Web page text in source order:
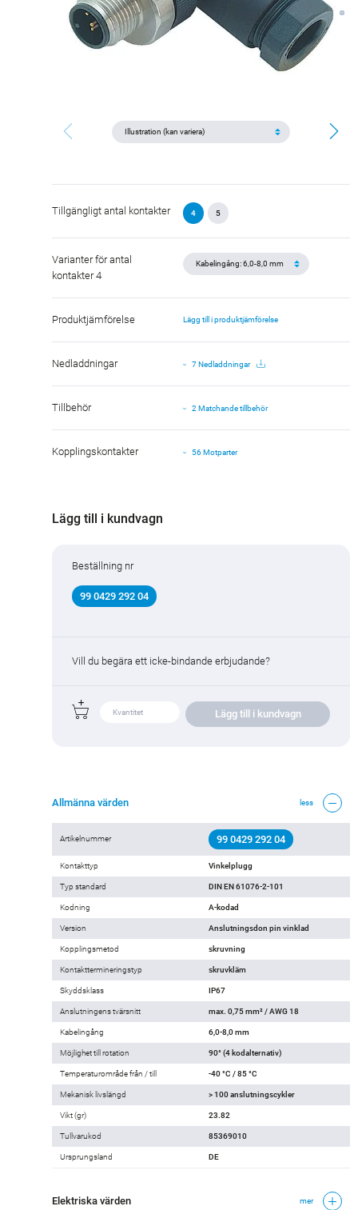
Tillgängligt antal kontakter 4 5
Varianter för antal
kontakter 4
Produktjämförelse Lägg till i produktjämförelse
Nedladdningar 7 Nedladdningar
Tillbehör 2 Matchande tillbehör
Kopplingskontakter 56 Motparter
Lägg till i kundvagn
Beställning nr
99 0429 292 04
Vill du begära ett icke-bindande erbjudande?
Lägg till i kundvagn
Allmänna värden less
Artikelnummer 99 0429 292 04
Kontakttyp Vinkelplugg
Typ standard DIN EN 61076-2-101
Kodning A-kodad
Version Anslutningsdon pin vinklad
Kopplingsmetod skruvning
Kontakttermineringstyp skruvkläm
Skyddsklass IP67
Anslutningens tvärsnitt max. 0,75 mm² / AWG 18
Kabelingång 6,0-8,0 mm
Möjlighet till rotation 90° (4 kodalternativ)
Temperaturområde från / till -40 °C / 85 °C
Mekanisk livslängd > 100 anslutningscykler
Vikt (gr) 23.82
Tullvarukod 85369010
Ursprungsland DE
Elektriska värden mer